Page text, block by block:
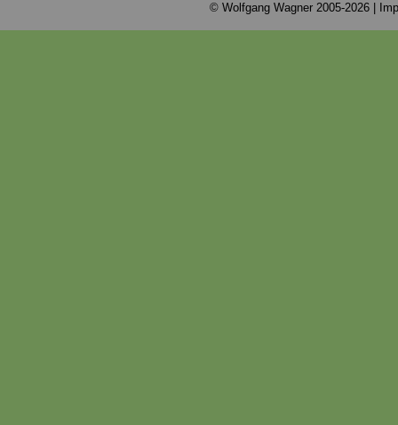
© Wolfgang Wagner 2005-2026 |